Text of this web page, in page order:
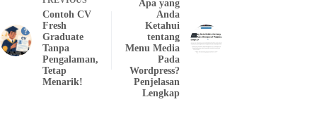
Contoh CV
Fresh
Graduate
Tanpa
Pengalaman,
Tetap
Menarik!
Apa yang
Anda
Ketahui
tentang
Menu Media
Pada
Wordpress?
Penjelasan
Lengkap